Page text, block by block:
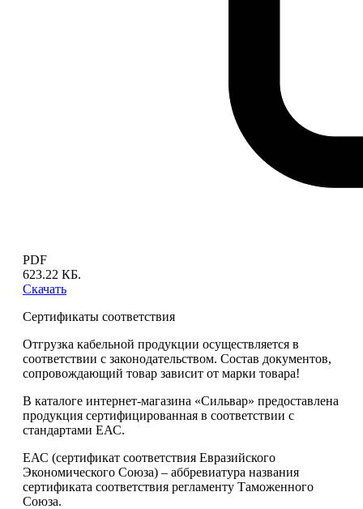
PDF
623.22 КБ.
Скачать
Сертификаты соответствия
Отгрузка кабельной продукции осуществляется в
соответствии с законодательством. Состав документов,
сопровождающий товар зависит от марки товара!
В каталоге интернет-магазина «Сильвар» предоставлена
продукция сертифицированная в соответствии с
стандартами ЕАС.
ЕАС (сертификат соответствия Евразийского
Экономического Союза) – аббревиатура названия
сертификата соответствия регламенту Таможенного
Союза.